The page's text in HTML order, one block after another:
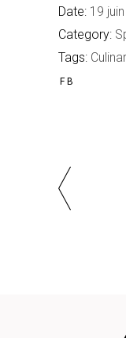
Date: 19
Category:
Tags:
FB